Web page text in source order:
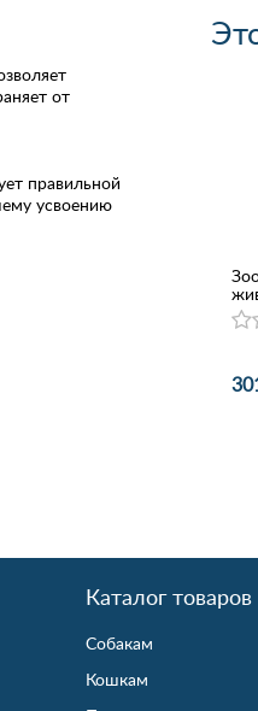
от
правильной
усвоению
Каталог товаров
Собакам
Кошкам